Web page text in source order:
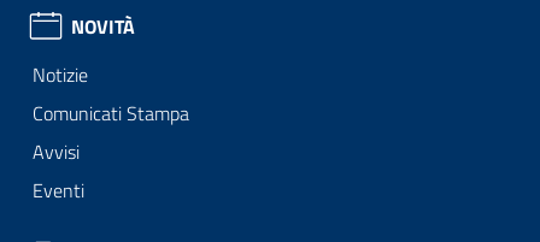
NOVITÀ
Notizie
Comunicati Stampa
Avvisi
Eventi